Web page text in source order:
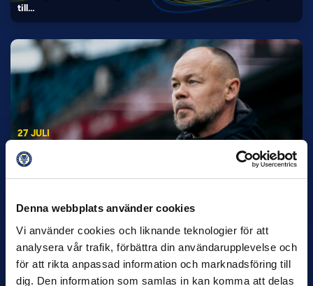
Denna webbplats använder cookies
Vi använder cookies och liknande teknologier för att
analysera vår trafik, förbättra din användarupplevelse och
för att rikta anpassad information och marknadsföring till
dig. Den information som samlas in kan komma att delas
till…
27 JULI
Joachim Björklund tar över IFK Göteborg